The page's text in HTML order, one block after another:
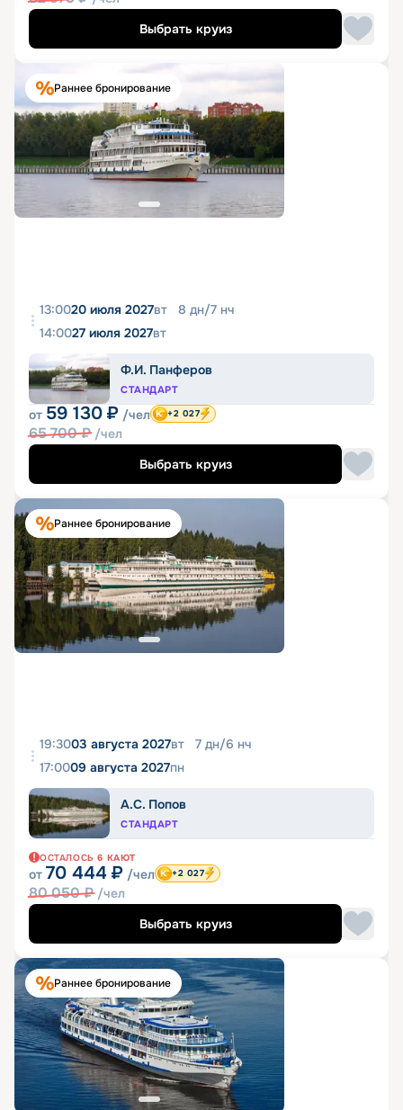
Выбрать круиз
Раннее бронирование
13:0020 июля 2027вт 8 дн/7 нч
14:0027 июля 2027вт
Ф.И. Панферов
СТАНДАРТ
от 59 130 ₽ /чел
65 700₽ /чел
+2 027
Выбрать круиз
Раннее бронирование
19:3003 августа 2027вт 7 дн/6 нч
17:0009 августа 2027пн
А.С. Попов
СТАНДАРТ
ОСТАЛОСЬ 6 КАЮТ
от 70 444 ₽ /чел
80 050₽ /чел
+2 027
Выбрать круиз
Раннее бронирование